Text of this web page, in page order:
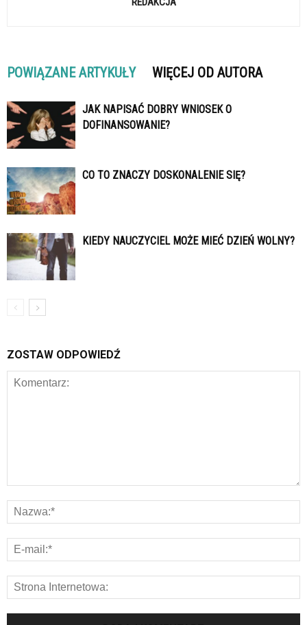
POWIĄZANE ARTYKUŁY WIĘCEJ OD AUTORA
JAK NAPISAĆ DOBRY WNIOSEK O
DOFINANSOWANIE?
CO TO ZNACZY DOSKONALENIE SIĘ?
KIEDY NAUCZYCIEL MOŻE MIEĆ DZIEŃ WOLNY?
ZOSTAW ODPOWIEDŹ